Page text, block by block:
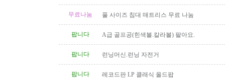
무료나눔 풀 사이즈 침대 매트리스 무료 나눔
팝니다 A급 골프공(힌색볼.칼라볼) 팔아요.
팝니다 런닝머신.런닝 자전거
팝니다 레코드판 LP 클래식 올드팝